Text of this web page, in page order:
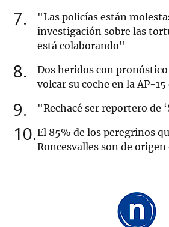
7
"Las policías están
investigación sobre las
está colaborando"
8
Dos heridos con
volcar su coche en la AP-15
9 "Rechacé ser reportero de
10 El 85% de los peregrinos
Roncesvalles son de